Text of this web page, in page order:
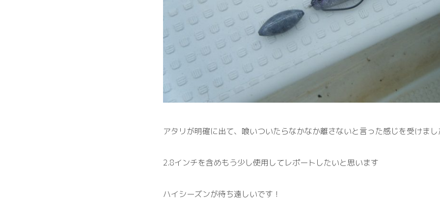
アタリが明確に出て、喰いついたらなかなか離さないと言った感じを受けまし
2.8インチを含めもう少し使用してレポートしたいと思います
ハイシーズンが待ち遠しいです！